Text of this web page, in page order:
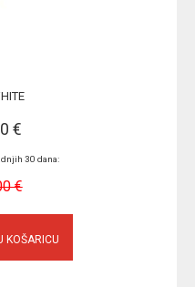
€
30 dana:
€
KOŠARICU